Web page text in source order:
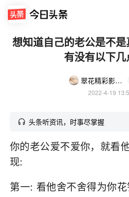
想知道自己的老公是不
有没有以下
翠花精彩影视剪辑
2022-4-19
头条听资讯，时事尽掌握
你的老公爱不爱你，就看
现:
第一: 看他舍不舍得为你